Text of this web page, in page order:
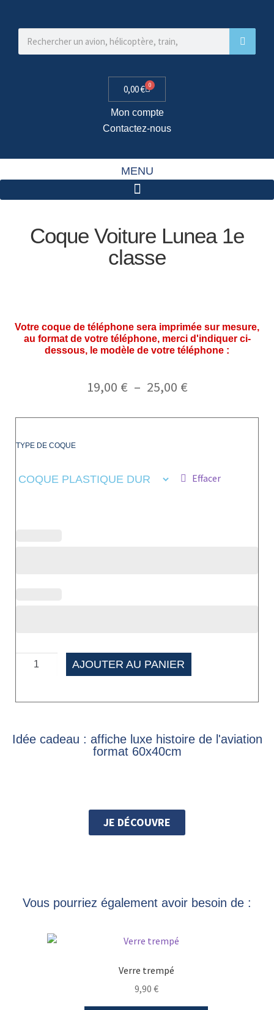
0,00€ 0
Mon compte
Contactez-nous
MENU
Coque Voiture Lunea 1e
classe
Votre coque de téléphone sera imprimée sur mesure,
au format de votre téléphone, merci d'indiquer ci-
dessous, le modèle de votre téléphone :
19,00 € – 25,00 €
TYPE DE COQUE
Effacer
AJOUTER AU PANIER
Idée cadeau : affiche luxe histoire de l'aviation
format 60x40cm
JE DÉCOUVRE
Vous pourriez également avoir besoin de :
Verre trempé
9,90 €